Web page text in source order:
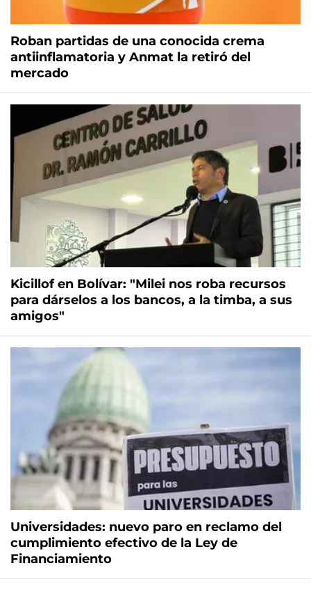
Roban partidas de una conocida crema
antiinflamatoria y Anmat la retiró del
mercado
Kicillof en Bolívar: "Milei nos roba recursos
para dárselos a los bancos, a la timba, a sus
amigos"
Universidades: nuevo paro en reclamo del
cumplimiento efectivo de la Ley de
Financiamiento